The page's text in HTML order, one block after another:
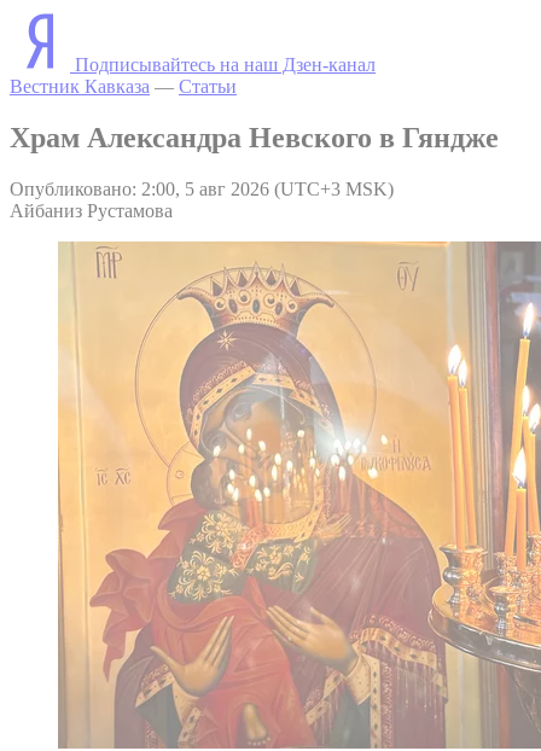
Подписывайтесь на наш Дзен-канал
Вестник Кавказа — Статьи
Храм Александра Невского в Гяндже
Опубликовано: 2:00, 5 авг 2026 (UTC+3 MSK)
Айбаниз Рустамова